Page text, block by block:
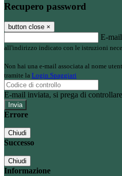
Recupero password
button close ×
E-mail
all'indirizzo indicato con le istruzioni
Non hai una e-mail associata al nome
tramite la Login Spaggiari
E-mail inviata, si prega di
Errore
Chiudi
Successo
Chiudi
Informazione